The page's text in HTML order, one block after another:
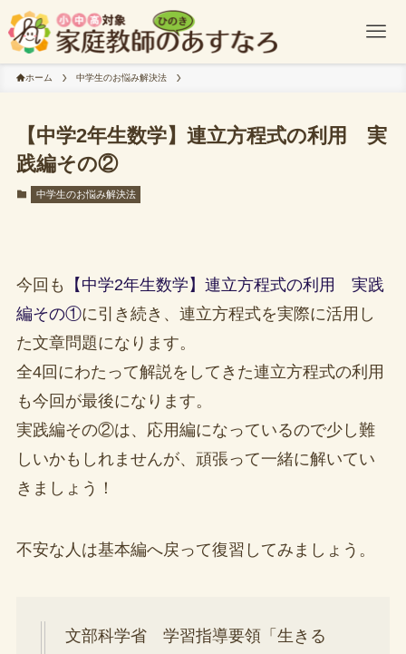
ホーム 中学生のお悩み解決法
【中学2年生数学】連立方程式の利用 実
践編その②
中学生のお悩み解決法
今回も
【中学2年生数学】連立方程式の利用 実践
編その①に引き続き、連立方程式を実際に活用し
た文章問題になります。
全4回にわたって解説をしてきた連立方程式の利用
も今回が最後になります。
実践編その②は、応用編になっているので少し難
しいかもしれませんが、頑張って一緒に解いてい
きましょう！
不安な人は基本編へ戻って復習してみましょう。
文部科学省 学習指導要領「生きる